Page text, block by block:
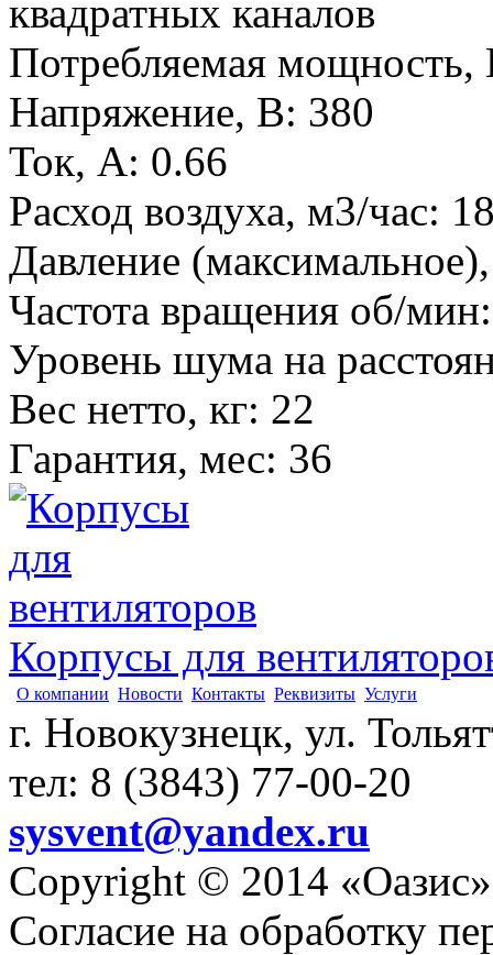
квадратных каналов
Потребляемая мощность,
Напряжение, В: 380
Ток, А: 0.66
Расход воздуха, м3/час:
Давление
Частота вращения об/мин
Уровень шума на
Вес нетто, кг: 22
Гарантия, мес: 36
Корпусы для
О компании Новости Контакты Реквизиты Услуги
г. Новокузнецк, ул.
тел: 8 (3843) 77-00-20
sysvent@yandex.ru
Copyright © 2014 «Оазис»
Согласие на обработку